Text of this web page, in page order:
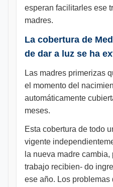
esperan facilitarles ese
madres.
La cobertura de
de dar a luz se ha
Las madres primerizas
el momento del
automáticamente
meses.
Esta cobertura de todo
vigente
la nueva madre
trabajo recibien- do
ese año. Los problemas